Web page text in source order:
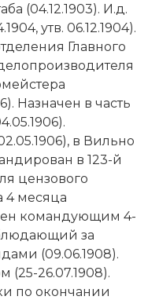
(04.12.1903). И.д.
утв. 06.12.1904).
Главного
Назначен в часть
в Вильно
в 123-й
цензового
4 месяца
командующим 4-
за
(09.06.1908).
26.07.1908).
по окончании